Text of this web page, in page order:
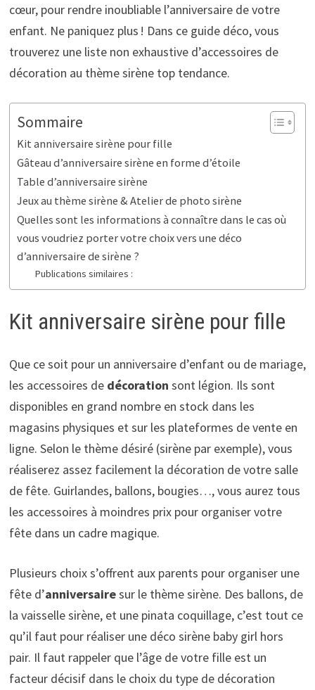
cœur, pour rendre inoubliable l’anniversaire de votre
enfant. Ne paniquez plus ! Dans ce guide déco, vous
trouverez une liste non exhaustive d’accessoires de
décoration au thème sirène top tendance.
Sommaire
Kit anniversaire sirène pour fille
Gâteau d’anniversaire sirène en forme d’étoile
Table d’anniversaire sirène
Jeux au thème sirène & Atelier de photo sirène
Quelles sont les informations à connaître dans le cas où
vous voudriez porter votre choix vers une déco
d’anniversaire de sirène ?
Publications similaires :
Kit anniversaire sirène pour fille
Que ce soit pour un anniversaire d’enfant ou de mariage,
les accessoires de décoration sont légion. Ils sont
disponibles en grand nombre en stock dans les
magasins physiques et sur les plateformes de vente en
ligne. Selon le thème désiré (sirène par exemple), vous
réaliserez assez facilement la décoration de votre salle
de fête. Guirlandes, ballons, bougies…, vous aurez tous
les accessoires à moindres prix pour organiser votre
fête dans un cadre magique.
Plusieurs choix s’offrent aux parents pour organiser une
fête d’anniversairesur le thème sirène. Des ballons, de
la vaisselle sirène, et une pinata coquillage, c’est tout ce
qu’il faut pour réaliser une déco sirène baby girl hors
pair. Il faut rappeler que l’âge de votre fille est un
facteur décisif dans le choix du type de décoration